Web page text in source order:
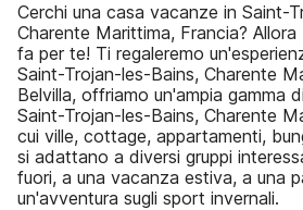
Cerchi una casa vacanze in Saint-
Charente Marittima, Francia?
fa per te! Ti regaleremo
Saint-Trojan-les-Bains, Charente
Belvilla, offriamo un'ampia gamma
Saint-Trojan-les-Bains, Charente
cui ville, cottage, appartamenti,
si adattano a diversi gruppi
fuori, a una vacanza estiva, a una
un'avventura sugli sport invernali.